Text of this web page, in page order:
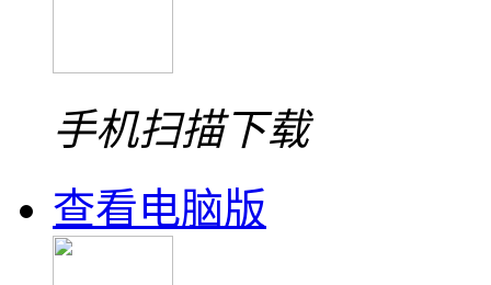
手机扫描下载
查看电脑版